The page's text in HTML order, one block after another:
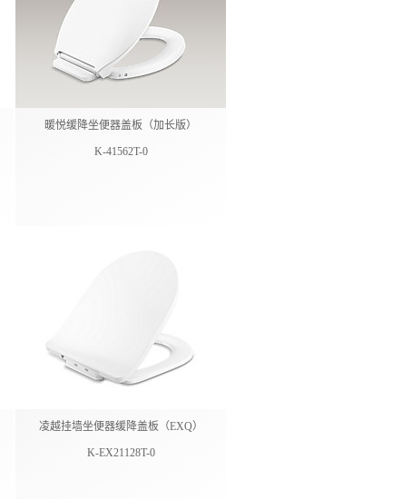
暖悦缓降坐便器盖板（加长版）
K-41562T-0
凌越挂墙坐便器缓降盖板（EXQ）
K-EX21128T-0